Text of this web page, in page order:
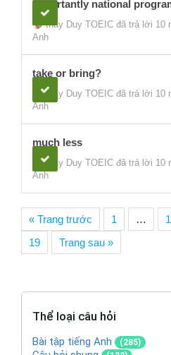
importantly national
thầy Duy TOEIC đã trả lời 10
Anh
take or bring?
thầy Duy TOEIC đã trả lời 10
Anh
much less
thầy Duy TOEIC đã trả lời 10
Anh
« Trang trước 1 …
19
Trang sau »
Thể loại câu hỏi
Bài tập tiếng Anh (285)